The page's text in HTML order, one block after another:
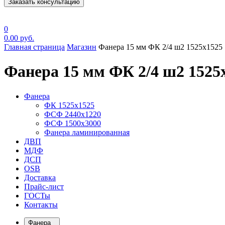
Заказать консультацию
0
0.00 руб.
Главная страница Магазин Фанера 15 мм ФК 2/4 ш2 1525х1525
Фанера 15 мм ФК 2/4 ш2
Фанера
ФК 1525х1525
ФСФ 2440х1220
ФСФ 1500х3000
Фанера ламинированная
ДВП
МДФ
ДСП
OSB
Доставка
Прайс-лист
ГОСТы
Контакты
Фанера